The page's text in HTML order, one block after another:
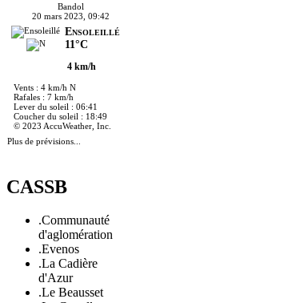
Bandol
20 mars 2023, 09:42
Ensoleillé
11°C
4 km/h
Vents : 4 km/h N
Rafales : 7 km/h
Lever du soleil : 06:41
Coucher du soleil : 18:49
© 2023 AccuWeather, Inc.
Plus de prévisions...
CASSB
.Communauté
d'aglomération
.Evenos
.La Cadière
d'Azur
.Le Beausset